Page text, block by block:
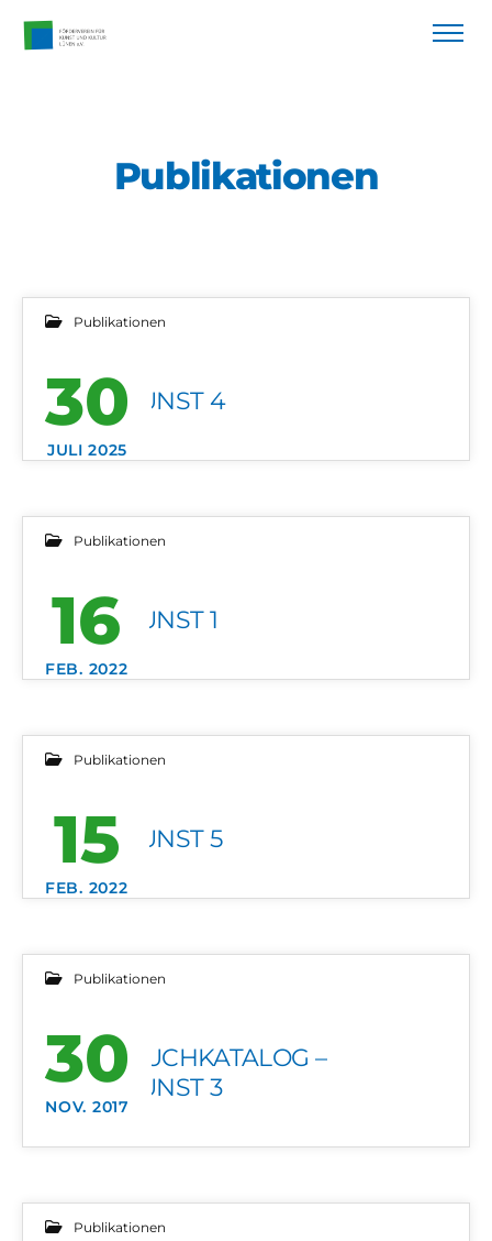
Publikationen
Publikationen
30
JULI 2025
STADTKUNST 4
Publikationen
16
FEB. 2022
STADTKUNST 1
Publikationen
15
FEB. 2022
STADTKUNST 5
Publikationen
30
NOV. 2017
HANSETUCHKATALOG –
STADTKUNST 3
Publikationen